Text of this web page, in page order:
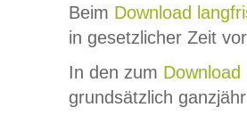
Beim Download
in gesetzlicher Zeit
In den zum Download
grundsätzlich